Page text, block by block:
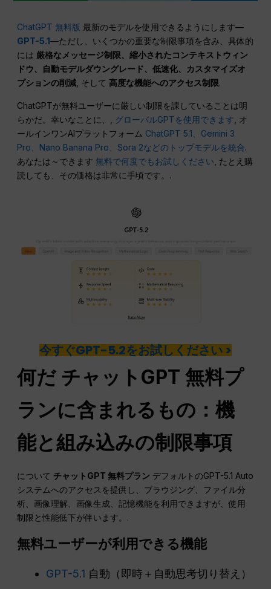
ChatGPT 無料版 最新のモデルを使用できるようにします—
GPT-5.1—ただし、いくつかの重要な制限事項を含み、具体的
には 厳格なメッセージ制限、縮小されたコンテキストウィン
ドウ、自動モデルダウングレード、低速化、カスタマイズオ
プションの削減 , そして高度な機能へのアクセス制限.
ChatGPTが無料ユーザーに厳しい制限を課していることは明
らかだ。幸いなことに、, グローバルGPTを使用できます , オ
ールインワンAIプラットフォーム ChatGPT 5.1、Gemini 3
Pro、Nano Banana Pro、Sora 2などのトップモデルを統合.
あなたは～できます無料で何度でもお試しください , たとえ購
読しても、その価格は非常に手頃です。.
今すぐGPT-5.2をお試しください >
何だ チャットGPT 無料プ
ランに含まれるもの：機
能と組み込みの制限事項
について チャットGPT無料プラン デフォルトのGPT-5.1 Auto
システムへのアクセスを提供し、ブラウジング、ファイル分
析、画像理解、画像生成、記憶機能を利用できますが、使用
制限と性能低下が伴います。.
無料ユーザーが利用できる機能
GPT-5.1 自動（即時＋自動思考切り替え）